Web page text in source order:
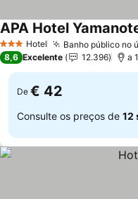
3 EstrelasHotel Banho público no
APA Hotel
8,6 Excelente 12.396 a
De € 42
Consulte os preços de 12